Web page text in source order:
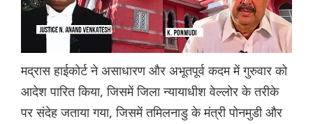
मद्रास हाईकोर्ट ने असाधारण और अभूतपूर्व कदम में गुरुवार को
आदेश पारित किया, जिसमें जिला न्यायाधीश वेल्लोर के तरीके
पर संदेह जताया गया, जिसमें तमिलनाडु के मंत्री पोनमुडी और